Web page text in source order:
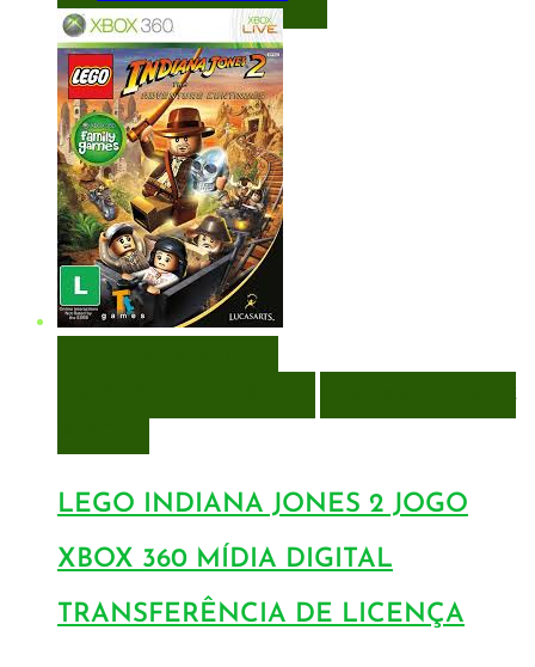
LEGO INDIANA JONES 2 JOGO
XBOX 360 MÍDIA DIGITAL
TRANSFERÊNCIA DE LICENÇA